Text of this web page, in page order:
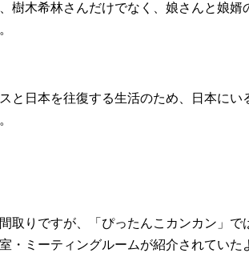
樹木希林さんだけでなく、娘さんと娘婿
と日本を往復する生活のため、日本にい
取りですが、「ぴったんこカンカン」で
・ミーティングルームが紹介されていた